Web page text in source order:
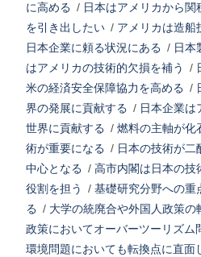
に高める / 日本はアメリカから
を引き出したい / アメリカは造船
日本企業に頼る状況にある / 日本
はアメリカの技術的欠損を補う
/
米の経済安全保障協力を高める /
界の発展に貢献する / 日本企業は
世界に貢献する / 燃料の主軸が化
術が重要になる / 日本の技術が二
中心となる / 高市内閣は日本の技
役割を担う
/ 基礎研究分野への重
る / 大学の統廃合や外国人政策の
政策においてオーバーツーリズム
環境問題においても転換点に直面